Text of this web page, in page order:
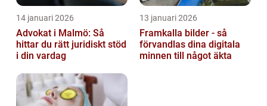
14 januari 2026
Advokat i Malmö: Så
hittar du rätt juridiskt stöd
i din vardag
13 januari 2026
Framkalla bilder - så
förvandlas dina digitala
minnen till något äkta